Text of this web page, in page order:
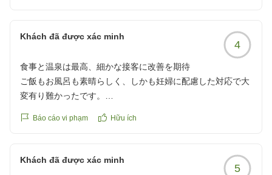
reviewId=33123478258855
Khách đã được xác minh
4
食事と温泉は最高、細かな接客に改善を期待
ご飯もお風呂も素晴らしく、しかも妊婦に配慮した対応で大
変有り難かったです。
たらみかんジュースが出てきたこと、朝食時におしぼりが提
くコミュニケーションが少し取りにくいといった細かい点に
Báo cáo vi phạm Hữu ích
Khách đã được xác minh
5